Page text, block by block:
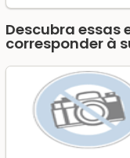
Descubra essas
corresponder à